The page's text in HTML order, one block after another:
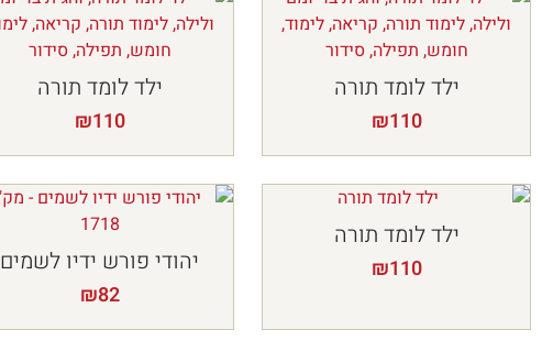
ילד לומד תורה
₪110
ילד לומד תורה
₪110
ילד לומד תורה
₪110 יהודי פורש ידיו לשמים
₪82